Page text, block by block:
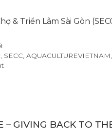
& Triển Lãm Sài Gòn
SECC ,AQUACULTUREVIETNAM
– GIVING BACK TO